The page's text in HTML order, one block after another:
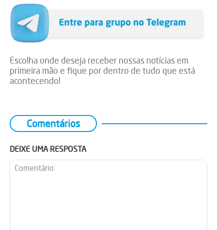
Escolha onde deseja receber nossas notícias em
primeira mão e fique por dentro de tudo que está
acontecendo!
Comentários
DEIXE UMA RESPOSTA